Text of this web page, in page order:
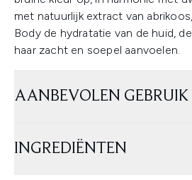
met natuurlijk extract van
Body de hydratatie van de huid,
haar zacht en soepel aanvoelen.
AANBEVOLEN GEBRUIK
INGREDIËNTEN